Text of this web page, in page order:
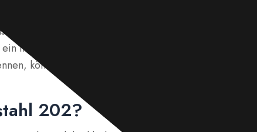
Haupteigenschaften, Formen,
202 vor und vergleichen ihn mit Güten wie 304,
Industrieprojekt oder den täglichen Gebrauch
können Sie eine fundierte Entscheidung treffen.
202?